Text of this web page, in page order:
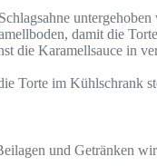
damit die
die Karamellsauce in
Torte im Kühlschrank
und Getränken